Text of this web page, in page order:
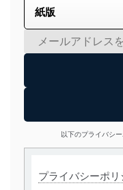
以下のプライバシ
プライバシーポリ